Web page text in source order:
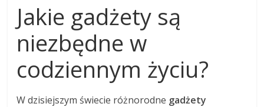
Jakie gadżety są
niezbędne w
codziennym życiu?
W dzisiejszym świecie różnorodne gadżety